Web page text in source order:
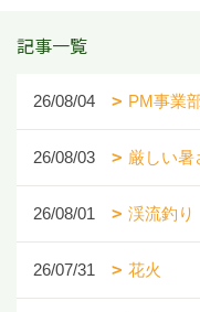
記事一覧
26/08/04 PM事業
26/08/03 厳しい暑
26/08/01 渓流釣り
26/07/31 花火